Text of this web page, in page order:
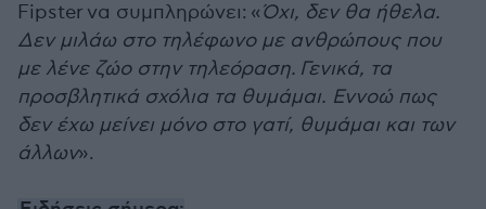
Fipster να συμπληρώνει: «Όχι, δεν θα ήθελα.
Δεν μιλάω στο τηλέφωνο με ανθρώπους που
με λένε ζώο στην τηλεόραση. Γενικά, τα
προσβλητικά σχόλια τα θυμάμαι. Εννοώ πως
δεν έχω μείνει μόνο στο γατί, θυμάμαι και των
άλλων».